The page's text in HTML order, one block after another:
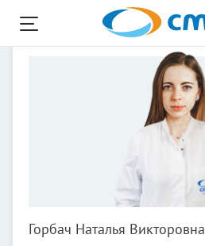
Горбач Наталья Викторовна